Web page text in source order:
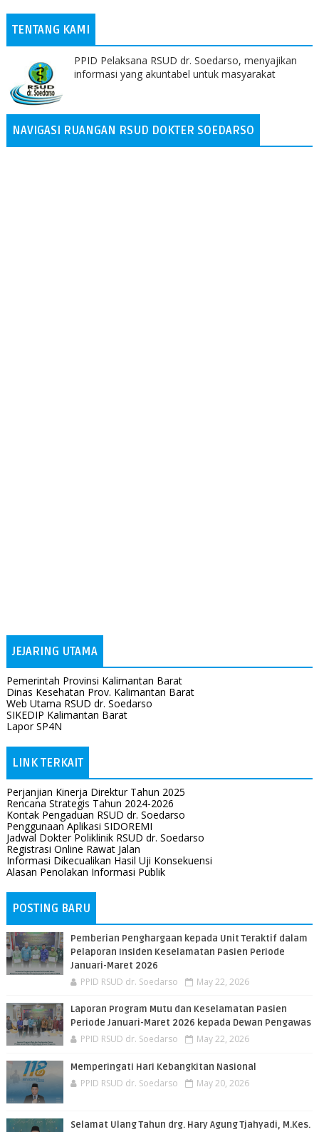
TENTANG KAMI
PPID Pelaksana RSUD dr. Soedarso, menyajikan
informasi yang akuntabel untuk masyarakat
NAVIGASI RUANGAN RSUD DOKTER SOEDARSO
JEJARING UTAMA
Pemerintah Provinsi Kalimantan Barat
Dinas Kesehatan Prov. Kalimantan Barat
Web Utama RSUD dr. Soedarso
SIKEDIP Kalimantan Barat
Lapor SP4N
LINK TERKAIT
Perjanjian Kinerja Direktur Tahun 2025
Rencana Strategis Tahun 2024-2026
Kontak Pengaduan RSUD dr. Soedarso
Penggunaan Aplikasi SIDOREMI
Jadwal Dokter Poliklinik RSUD dr. Soedarso
Registrasi Online Rawat Jalan
Informasi Dikecualikan Hasil Uji Konsekuensi
Alasan Penolakan Informasi Publik
POSTING BARU
Pemberian Penghargaan kepada Unit Teraktif dalam
Pelaporan Insiden Keselamatan Pasien Periode
Januari-Maret 2026
PPID RSUD dr. Soedarso May 22, 2026
Laporan Program Mutu dan Keselamatan Pasien
Periode Januari-Maret 2026 kepada Dewan Pengawas
PPID RSUD dr. Soedarso May 22, 2026
Memperingati Hari Kebangkitan Nasional
PPID RSUD dr. Soedarso May 20, 2026
Selamat Ulang Tahun drg. Hary Agung Tjahyadi, M.Kes.